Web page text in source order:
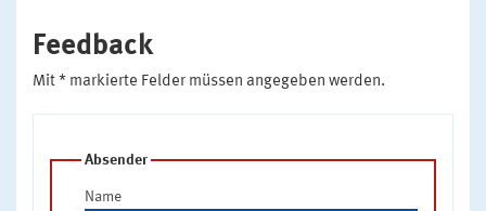
Feedback
Mit * markierte Felder müssen angegeben werden.
Absender
Name